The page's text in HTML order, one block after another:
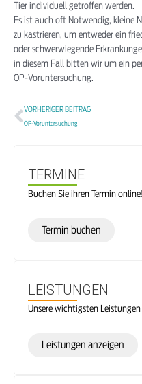
Tier individuell getroffen werden.
Es ist auch oft Notwendig, kleine
zu kastrieren, um entweder ein
oder schwerwiegende
in diesem Fall bitten wir um ein
OP-Voruntersuchung.
VORHERIGER BEITRAG
OP-Voruntersuchung
TERMINE
Buchen Sie ihren Termin online!
Termin buchen
LEISTUNGEN
Unsere wichtigsten Leistungen
Leistungen anzeigen